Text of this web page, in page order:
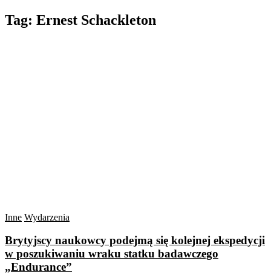
Tag: Ernest Schackleton
Inne Wydarzenia
Brytyjscy naukowcy podejmą się kolejnej ekspedycji
w poszukiwaniu wraku statku badawczego
„Endurance”